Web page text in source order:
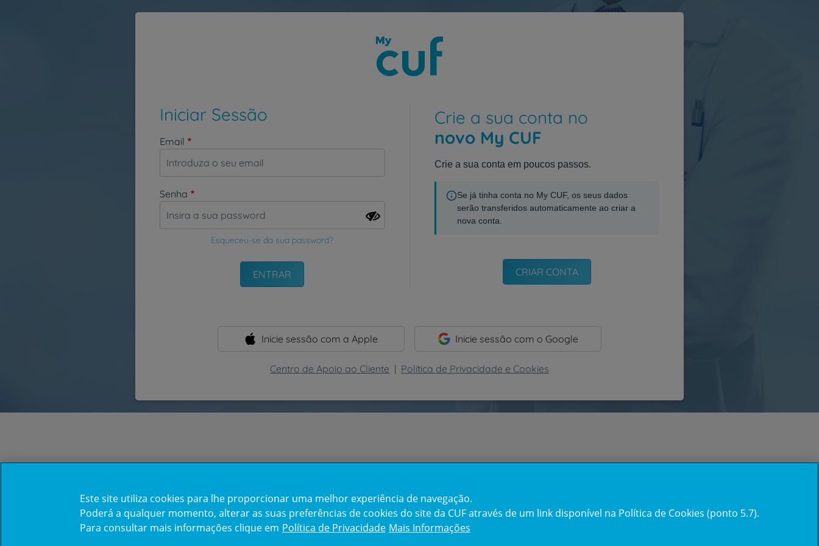
Iniciar Sessão
Email
Senha
Esqueceu-se da sua password?
Crie a sua conta no
novo My CUF
Crie a sua conta em poucos passos.
Se já tinha conta no My CUF, os seus dados
serão transferidos automaticamente ao criar a
nova conta.
CRIAR CONTA
Inicie sessão com a Apple Inicie sessão com o Google
Centro de Apoio ao Cliente | Política de Privacidade e Cookies
Este site utiliza cookies para lhe proporcionar uma melhor experiência de navegação.
Poderá a qualquer momento, alterar as suas preferências de cookies do site da CUF através de um link disponível na Política de Cookies (ponto 5.7).
Para consultar mais informações clique em Política de Privacidade Mais Informações